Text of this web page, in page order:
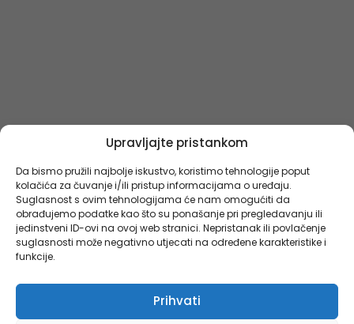
Upravljajte pristankom
Da bismo pružili najbolje iskustvo, koristimo tehnologije poput
kolačića za čuvanje i/ili pristup informacijama o uređaju.
Suglasnost s ovim tehnologijama će nam omogućiti da
obrađujemo podatke kao što su ponašanje pri pregledavanju ili
jedinstveni ID-ovi na ovoj web stranici. Nepristanak ili povlačenje
suglasnosti može negativno utjecati na određene karakteristike i
funkcije.
Prihvati